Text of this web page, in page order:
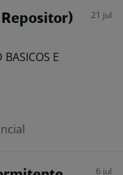
21 jul
BASICOS E
6 jul